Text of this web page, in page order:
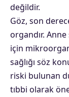
değildir.
Göz, son
organdır.
için
sağlığı söz
riski bulunan
tıbbi olarak